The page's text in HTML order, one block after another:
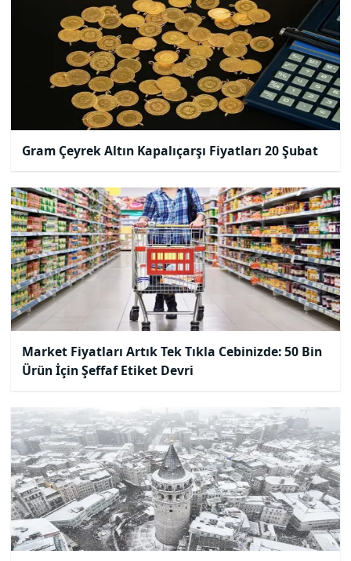
Gram Çeyrek Altın Kapalıçarşı Fiyatları 20 Şubat
Market Fiyatları Artık Tek Tıkla Cebinizde: 50 Bin
Ürün İçin Şeffaf Etiket Devri